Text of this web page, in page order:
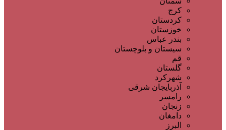
کرج
کردستان
خوزستان
بندر عباس
سیستان و بلوچستان
قم
گلستان
شهرکرد
آذربایجان شرقی
رامسر
زنجان
دامغان
البرز